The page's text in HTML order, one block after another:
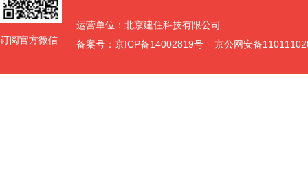
订阅官方微信
运营单位：北京建住科技有限公司
备案号：京ICP备14002819号 京公网安备